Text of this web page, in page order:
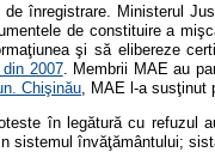
înregistrare. Ministerul
de constituire a
şi să elibereze
2007. Membrii MAE au
Chişinău , MAE l-a susţinut
în legătură cu refuzul
sistemul învăţământului;